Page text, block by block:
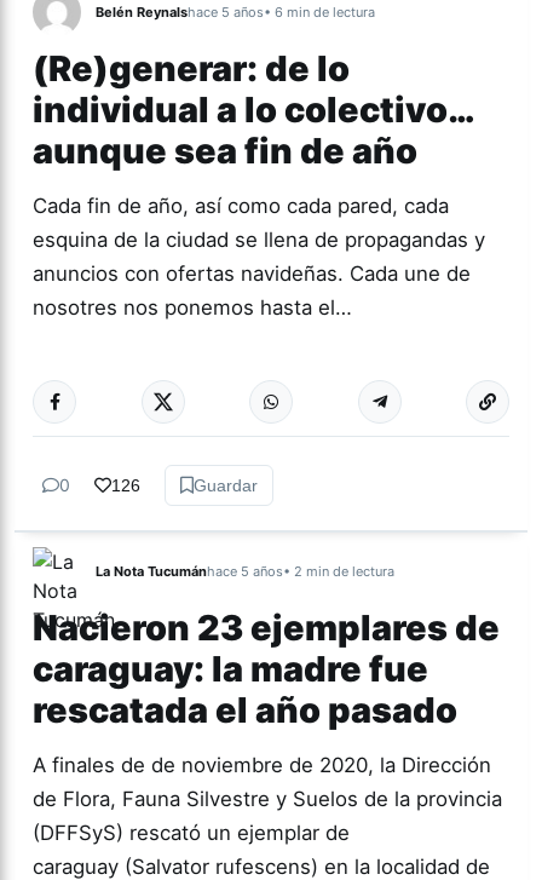
Belén Reynalshace 5 años• 6 min de lectura
(Re)generar: de lo
individual a lo colectivo…
aunque sea fin de año
Cada fin de año, así como cada pared, cada
esquina de la ciudad se llena de propagandas y
anuncios con ofertas navideñas. Cada une de
nosotres nos ponemos hasta el…
ACTUALIDAD Más
0 126 Guardar
La Nota Tucumánhace 5 años• 2 min de lectura
Nacieron 23 ejemplares de
caraguay: la madre fue
rescatada el año pasado
A finales de de noviembre de 2020, la Dirección
de Flora, Fauna Silvestre y Suelos de la provincia
(DFFSyS) rescató un ejemplar de
caraguay (Salvator rufescens) en la localidad de